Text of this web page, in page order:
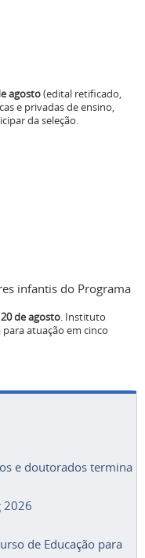
agosto(edital retificado,
e privadas de ensino,
da seleção.
infantis do Programa
de agosto. Instituto
atuação em cinco
e doutorados termina
2026
de Educação para